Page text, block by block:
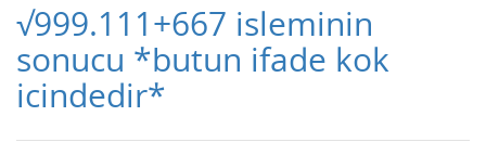
√999.111+667 isleminin
sonucu *butun ifade kok
icindedir*